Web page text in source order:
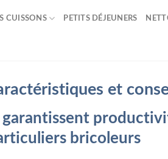
CUISSONS PETITS DÉJEUNERS
et
garantissent
bricoleurs